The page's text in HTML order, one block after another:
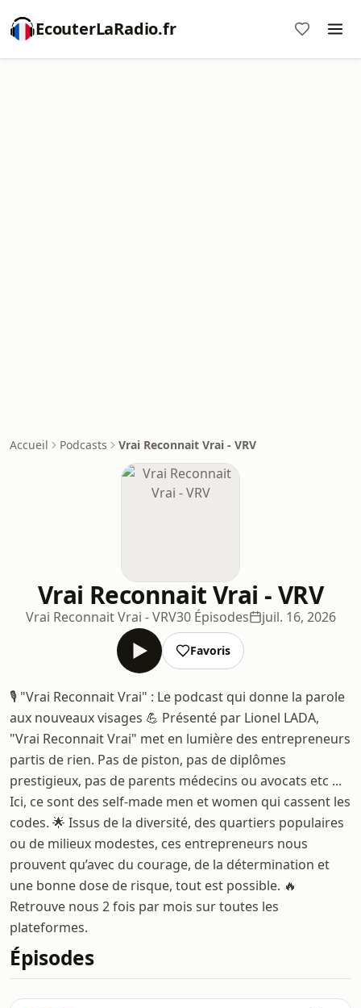
EcouterLaRadio.fr
Accueil Podcasts Vrai Reconnait Vrai - VRV
Vrai Reconnait Vrai - VRV
Vrai Reconnait Vrai - VRV30 Épisodes juil. 16, 2026
Favoris
🎙 "Vrai Reconnait Vrai" : Le podcast qui donne la parole
aux nouveaux visages 💪 Présenté par Lionel LADA,
"Vrai Reconnait Vrai" met en lumière des entrepreneurs
partis de rien. Pas de piston, pas de diplômes
prestigieux, pas de parents médecins ou avocats etc ...
Ici, ce sont des self-made men et women qui cassent les
codes. 🌟 Issus de la diversité, des quartiers populaires
ou de milieux modestes, ces entrepreneurs nous
prouvent qu’avec du courage, de la détermination et
une bonne dose de risque, tout est possible. 🔥
Retrouve nous 2 fois par mois sur toutes les
plateformes.
Épisodes